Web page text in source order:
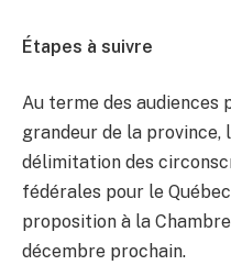
Étapes à suivre
Au terme des audiences
grandeur de la province,
délimitation des
fédérales pour le
proposition à la Chambre
décembre prochain.